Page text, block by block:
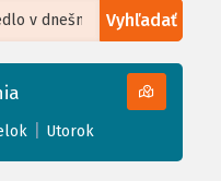
Vyhľadať
ofHumanitarian OpenStreetMap
Utorok